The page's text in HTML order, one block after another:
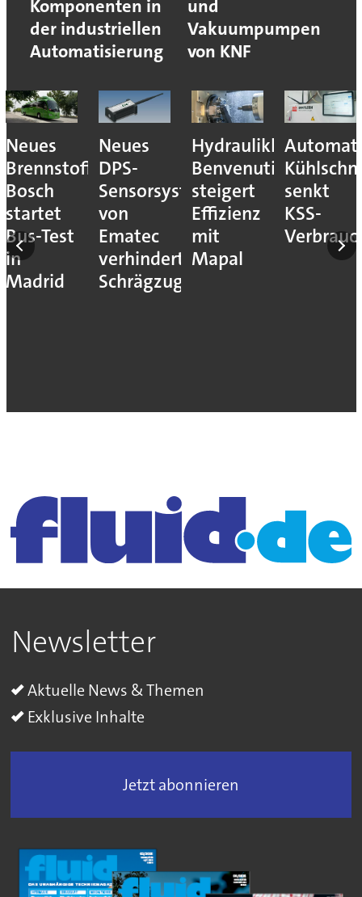
Komponenten in
der industriellen
Automatisierung
und
Vakuumpumpen
von KNF
Neues
Brennstoffzellensystem:
Bosch
startet
Bus-Test
in
Madrid
Neues
DPS-
Sensorsystem
von
Ematec
verhindert
Schrägzug
Hydraulikhersteller
Benvenuti
steigert
Effizienz
mit
Mapal
senkt
KSS-
Newsletter
Aktuelle News & Themen
Exklusive Inhalte
Jetzt abonnieren